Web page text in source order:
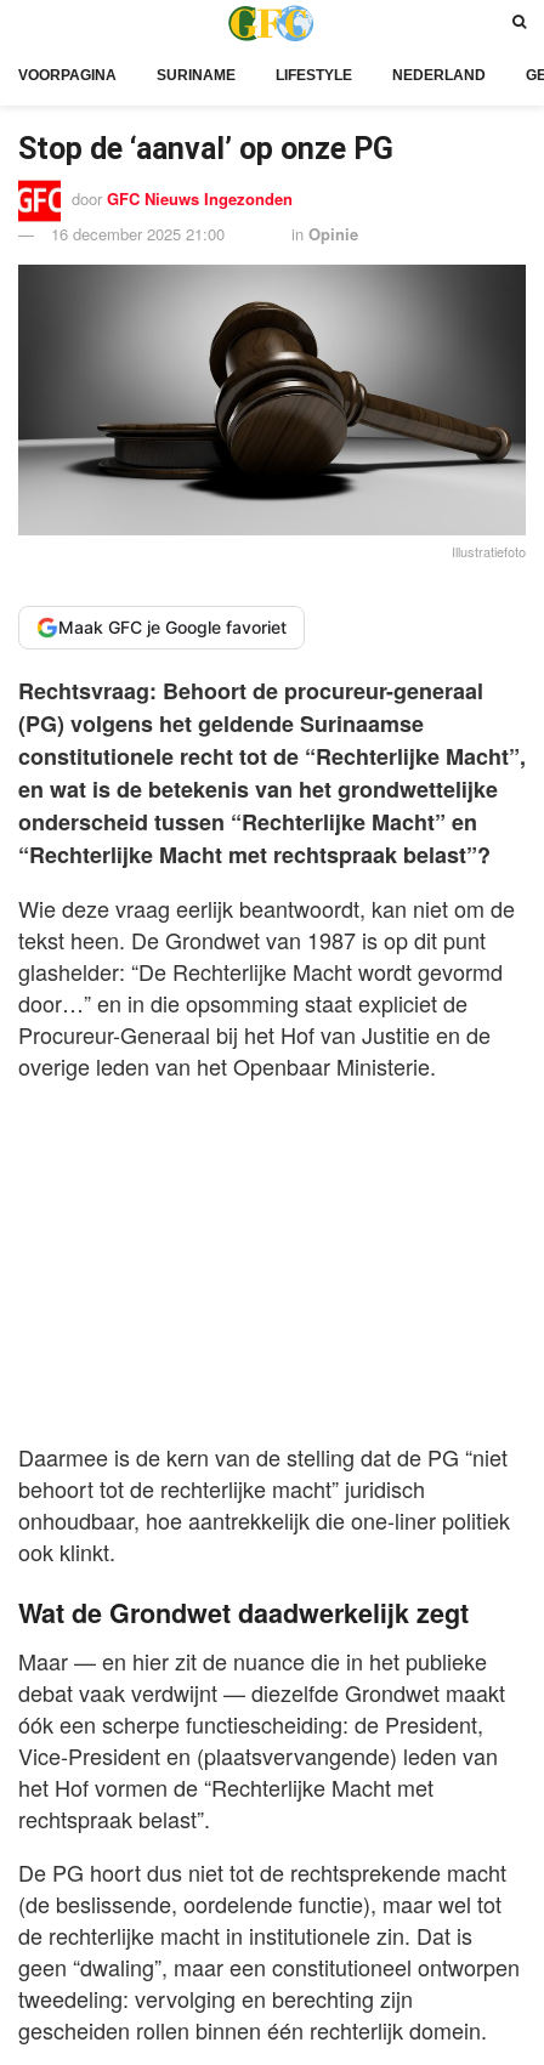
VOORPAGINA SURINAME LIFESTYLE NEDERLAND
Stop de ‘aanval’ op onze PG
door GFC Nieuws Ingezonden
16 december 2025 21:00
in Opinie
Illustratiefoto
Maak GFC je Google favoriet
Rechtsvraag: Behoort de procureur-generaal
(PG) volgens het geldende Surinaamse
constitutionele recht tot de “Rechterlijke Macht”,
en wat is de betekenis van het grondwettelijke
onderscheid tussen “Rechterlijke Macht” en
“Rechterlijke Macht met rechtspraak belast”?
Wie deze vraag eerlijk beantwoordt, kan niet om de
tekst heen. De Grondwet van 1987 is op dit punt
glashelder: “De Rechterlijke Macht wordt gevormd
door…” en in die opsomming staat expliciet de
Procureur-Generaal bij het Hof van Justitie en de
overige leden van het Openbaar Ministerie.
Daarmee is de kern van de stelling dat de PG “niet
behoort tot de rechterlijke macht” juridisch
onhoudbaar, hoe aantrekkelijk die one-liner politiek
ook klinkt.
Wat de Grondwet daadwerkelijk zegt
Maar — en hier zit de nuance die in het publieke
debat vaak verdwijnt — diezelfde Grondwet maakt
óók een scherpe functiescheiding: de President,
Vice-President en (plaatsvervangende) leden van
het Hof vormen de “Rechterlijke Macht met
rechtspraak belast”.
De PG hoort dus niet tot de rechtsprekende macht
(de beslissende, oordelende functie), maar wel tot
de rechterlijke macht in institutionele zin. Dat is
geen “dwaling”, maar een constitutioneel ontworpen
tweedeling: vervolging en berechting zijn
gescheiden rollen binnen één rechterlijk domein.